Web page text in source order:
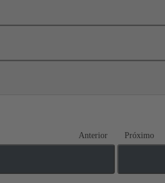
Anterior Próximo